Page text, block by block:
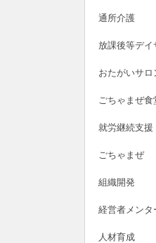
通所介護
放課後等デイ
おたがいサロ
ごちゃまぜ食
就労継続支援
ごちゃまぜ
組織開発
経営者メンタ
人材育成